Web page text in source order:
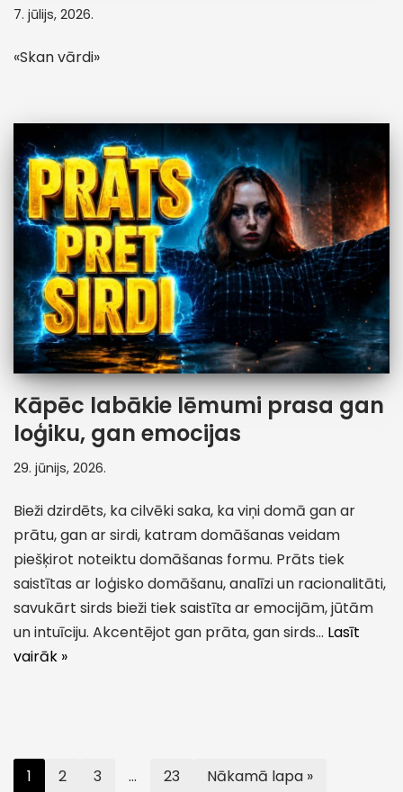
7. jūlijs, 2026.
«Skan vārdi»
Kāpēc labākie lēmumi prasa gan
loģiku, gan emocijas
29. jūnijs, 2026.
Bieži dzirdēts, ka cilvēki saka, ka viņi domā gan ar
prātu, gan ar sirdi, katram domāšanas veidam
piešķirot noteiktu domāšanas formu. Prāts tiek
saistītas ar loģisko domāšanu, analīzi un racionalitāti,
savukārt sirds bieži tiek saistīta ar emocijām, jūtām
un intuīciju. Akcentējot gan prāta, gan sirds… Lasīt
vairāk »
1 2 3 … 23 Nākamā lapa »